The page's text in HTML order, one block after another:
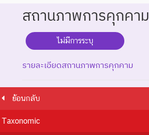
สถานภาพการคุกคาม
ไม่มีการระบุ
รายละเอียดสถานภาพการคุกคาม
ระดับความรุนแรง : สูญพันธุ์
ย้อนกลับ
Taxonomic